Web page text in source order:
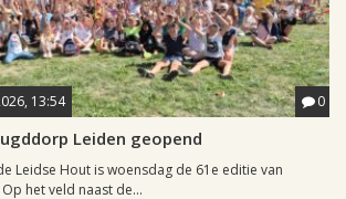
13:54 0
Leiden geopend
Leidse Hout is woensdag de 61e editie van
het veld naast de...